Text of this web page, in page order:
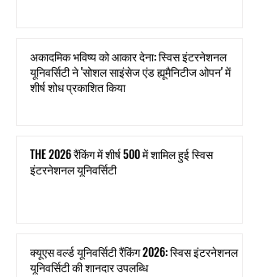
अकादमिक भविष्य को आकार देना: स्विस इंटरनेशनल
यूनिवर्सिटी ने 'सोशल साइंसेज एंड ह्यूमैनिटीज ओपन' में
शीर्ष शोध प्रकाशित किया
THE 2026 रैंकिंग में शीर्ष 500 में शामिल हुई स्विस
इंटरनेशनल यूनिवर्सिटी
क्यूएस वर्ल्ड यूनिवर्सिटी रैंकिंग 2026: स्विस इंटरनेशनल
यूनिवर्सिटी की शानदार उपलब्धि